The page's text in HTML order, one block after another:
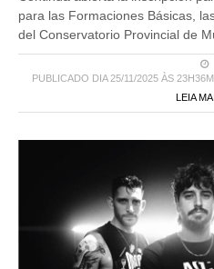
para las Formaciones Básicas,
del Conservatorio Provincial de
PUBLICADO DIA 25/11/2025 ÀS
LEIA